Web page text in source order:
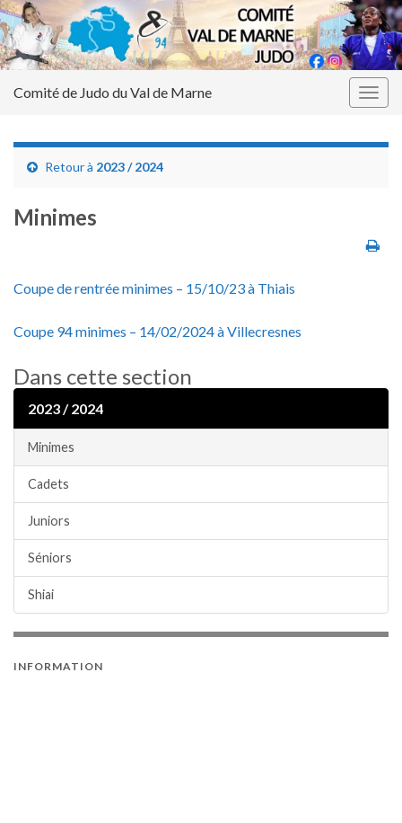
Comité de Judo du Val de Marne
Retour à 2023 / 2024
Minimes
Coupe de rentrée minimes – 15/10/23 à Thiais
Coupe 94 minimes – 14/02/2024 à Villecresnes
Dans cette section
2023 / 2024
Minimes
Cadets
Juniors
Séniors
Shiai
INFORMATION